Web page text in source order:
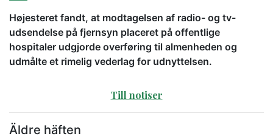
Højesteret fandt, at modtagelsen af radio- og tv-
udsendelse på fjernsyn placeret på offentlige
hospitaler udgjorde overføring til almenheden og
udmålte et rimelig vederlag for udnyttelsen.
Till notiser
Äldre häften